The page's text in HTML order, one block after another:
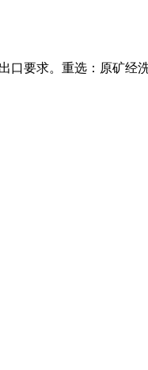
口要求。重选：原矿经